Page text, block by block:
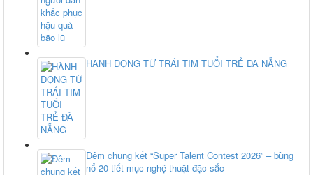
HÀNH ĐỘNG TỪ TRÁI TIM TUỔI TRẺ ĐÀ NẴNG
Đêm chung kết “Super Talent Contest 2026” – bùng
nổ 20 tiết mục nghệ thuật đặc sắc